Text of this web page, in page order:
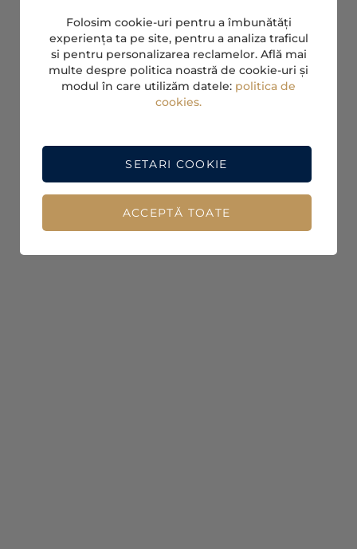
Folosim cookie-uri pentru a îmbunătăți
experiența ta pe site, pentru a analiza traficul
si pentru personalizarea reclamelor. Află mai
multe despre politica noastră de cookie-uri și
modul în care utilizăm datele: politica de
cookies.
ACCEPTĂ TOATE
SETARI COOKIE